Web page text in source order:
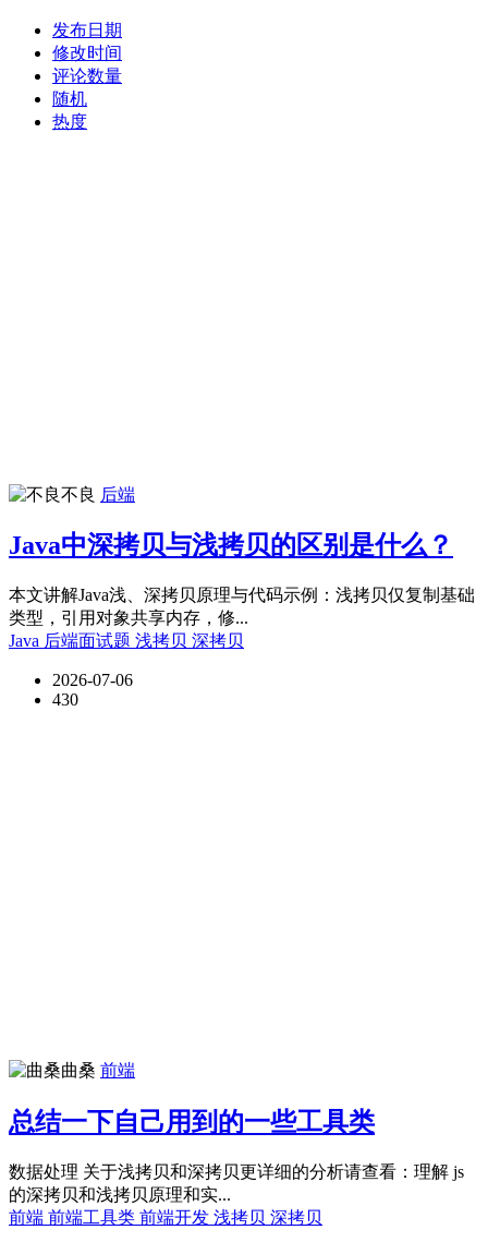
发布日期
修改时间
评论数量
随机
热度
不良 后端
Java中深拷贝与浅拷贝的区别是什么？
本文讲解Java浅、深拷贝原理与代码示例：浅拷贝仅复制基础
类型，引用对象共享内存，修...
Java 后端面试题 浅拷贝 深拷贝
2026-07-06
430
曲桑 前端
总结一下自己用到的一些工具类
数据处理 关于浅拷贝和深拷贝更详细的分析请查看：理解 js
的深拷贝和浅拷贝原理和实...
前端 前端工具类 前端开发 浅拷贝 深拷贝